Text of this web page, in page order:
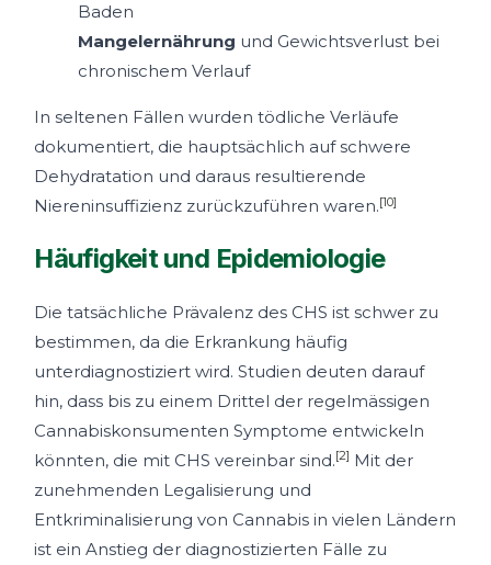
Baden
Mangelernährung und Gewichtsverlust bei
chronischem Verlauf
In seltenen Fällen wurden tödliche Verläufe
dokumentiert, die hauptsächlich auf schwere
Dehydratation und daraus resultierende
Niereninsuffizienz zurückzuführen waren.[10]
Häufigkeit und Epidemiologie
Die tatsächliche Prävalenz des CHS ist schwer zu
bestimmen, da die Erkrankung häufig
unterdiagnostiziert wird. Studien deuten darauf
hin, dass bis zu einem Drittel der regelmässigen
Cannabiskonsumenten Symptome entwickeln
könnten, die mit CHS vereinbar sind.[2] Mit der
zunehmenden Legalisierung und
Entkriminalisierung von Cannabis in vielen Ländern
ist ein Anstieg der diagnostizierten Fälle zu